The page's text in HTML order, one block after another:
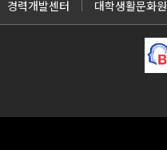
경력개발센터 대학생활문화원